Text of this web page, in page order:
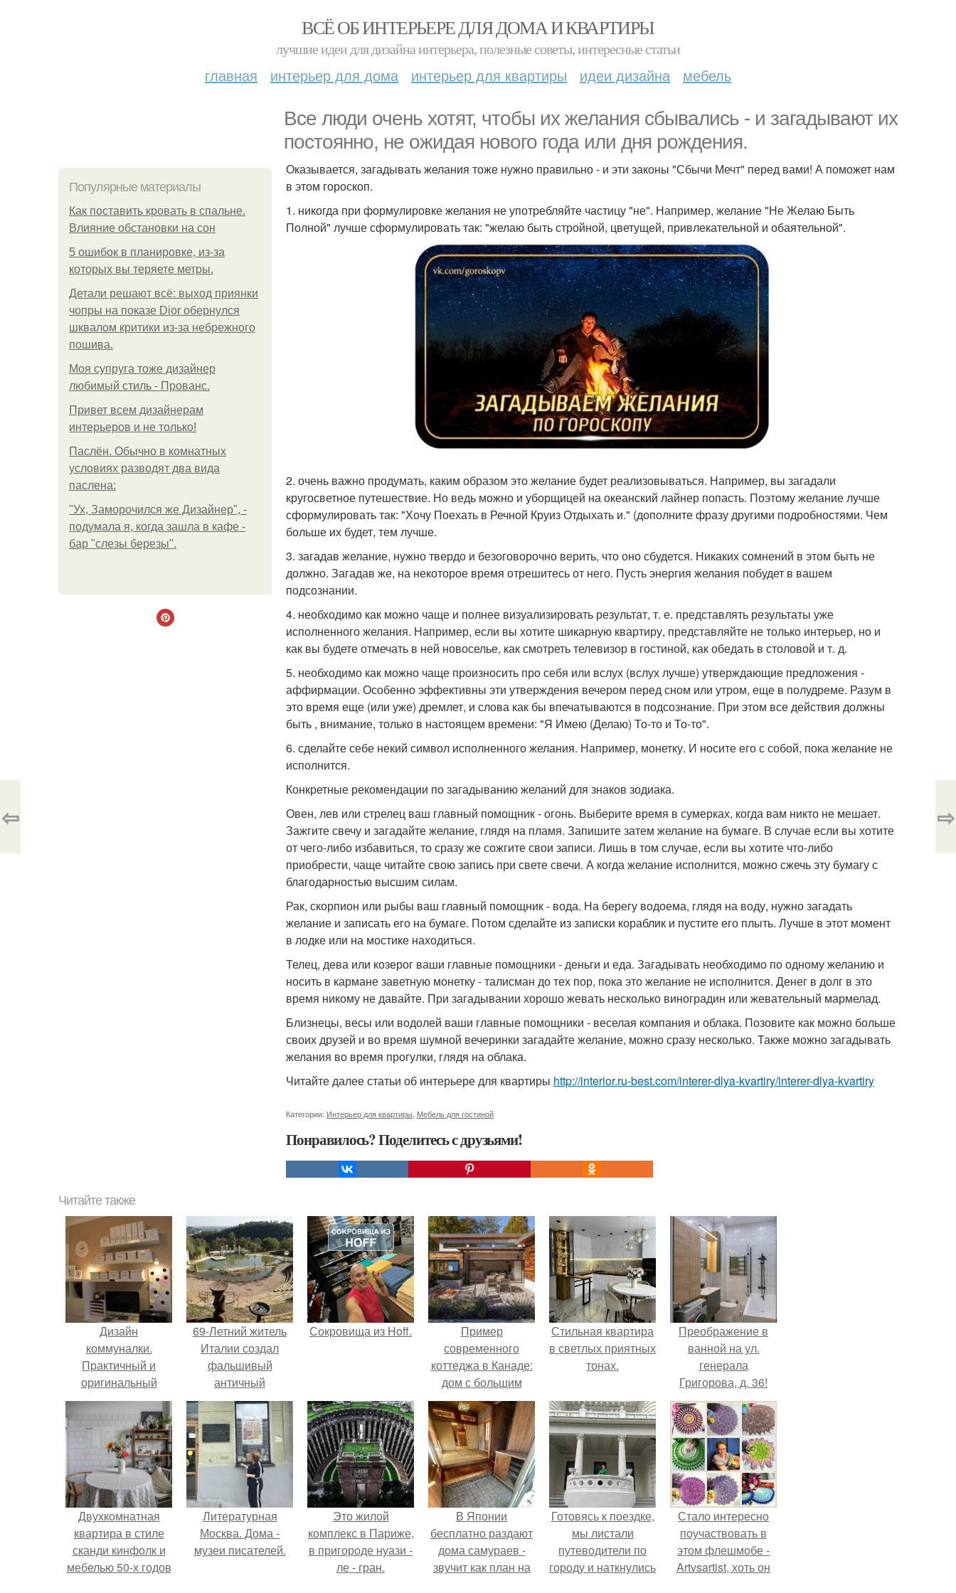
ВСЁ ОБ ИНТЕРЬЕРЕ ДЛЯ ДОМА И КВАРТИРЫ
лучшие идеи для дизайна интерьера, полезные советы, интересные статьи
главная интерьер для дома интерьер для квартиры идеи дизайна мебель
Все люди очень хотят, чтобы их желания сбывались - и загадывают их
постоянно, не ожидая нового года или дня рождения.
Популярные материалы
Как поставить кровать в спальне.
Влияние обстановки на сон
5 ошибок в планировке, из-за
которых вы теряете метры.
Детали решают всё: выход приянки
чопры на показе Dior обернулся
шквалом критики из-за небрежного
пошива.
Моя супруга тоже дизайнер
любимый стиль - Прованс.
Привет всем дизайнерам
интерьеров и не только!
Паслён. Обычно в комнатных
условиях разводят два вида
паслена:
"Ух, Заморочился же Дизайнер", -
подумала я, когда зашла в кафе -
бар "слезы березы".
Оказывается, загадывать желания тоже нужно правильно - и эти законы "Сбычи Мечт" перед вами! А поможет нам
в этом гороскоп.
1. никогда при формулировке желания не употребляйте частицу "не". Например, желание "Не Желаю Быть
Полной" лучше сформулировать так: "желаю быть стройной, цветущей, привлекательной и обаятельной".
2. очень важно продумать, каким образом это желание будет реализовываться. Например, вы загадали
кругосветное путешествие. Но ведь можно и уборщицей на океанский лайнер попасть. Поэтому желание лучше
сформулировать так: "Хочу Поехать в Речной Круиз Отдыхать и." (дополните фразу другими подробностями. Чем
больше их будет, тем лучше.
3. загадав желание, нужно твердо и безоговорочно верить, что оно сбудется. Никаких сомнений в этом быть не
должно. Загадав же, на некоторое время отрешитесь от него. Пусть энергия желания побудет в вашем
подсознании.
4. необходимо как можно чаще и полнее визуализировать результат, т. е. представлять результаты уже
исполненного желания. Например, если вы хотите шикарную квартиру, представляйте не только интерьер, но и
как вы будете отмечать в ней новоселье, как смотреть телевизор в гостиной, как обедать в столовой и т. д.
5. необходимо как можно чаще произносить про себя или вслух (вслух лучше) утверждающие предложения -
аффирмации. Особенно эффективны эти утверждения вечером перед сном или утром, еще в полудреме. Разум в
это время еще (или уже) дремлет, и слова как бы впечатываются в подсознание. При этом все действия должны
быть , внимание, только в настоящем времени: "Я Имею (Делаю) То-то и То-то".
6. сделайте себе некий символ исполненного желания. Например, монетку. И носите его с собой, пока желание не
исполнится.
Конкретные рекомендации по загадыванию желаний для знаков зодиака.
Овен, лев или стрелец ваш главный помощник - огонь. Выберите время в сумерках, когда вам никто не мешает.
Зажгите свечу и загадайте желание, глядя на пламя. Запишите затем желание на бумаге. В случае если вы хотите
от чего-либо избавиться, то сразу же сожгите свои записи. Лишь в том случае, если вы хотите что-либо
приобрести, чаще читайте свою запись при свете свечи. А когда желание исполнится, можно сжечь эту бумагу с
благодарностью высшим силам.
Рак, скорпион или рыбы ваш главный помощник - вода. На берегу водоема, глядя на воду, нужно загадать
желание и записать его на бумаге. Потом сделайте из записки кораблик и пустите его плыть. Лучше в этот момент
в лодке или на мостике находиться.
Телец, дева или козерог ваши главные помощники - деньги и еда. Загадывать необходимо по одному желанию и
носить в кармане заветную монетку - талисман до тех пор, пока это желание не исполнится. Денег в долг в это
время никому не давайте. При загадывании хорошо жевать несколько виноградин или жевательный мармелад.
Близнецы, весы или водолей ваши главные помощники - веселая компания и облака. Позовите как можно больше
своих друзей и во время шумной вечеринки загадайте желание, можно сразу несколько. Также можно загадывать
желания во время прогулки, глядя на облака.
Читайте далее статьи об интерьере для квартиры http://interior.ru-best.com/interer-dlya-kvartiry/interer-dlya-kvartiry
Категории: Интерьер для квартиры Мебель для гостиной
Понравилось? Поделитесь с друзьями!
⇦ ⇨
Читайте также
Дизайн
коммуналки.
Практичный и
оригинальный
дизайн комнаты в
КОММУНАЛКЕ.
69-Летний житель
Италии создал
фальшивый
античный
амфитеатр и
долгое время
успешно выдавал
его за настоящее
историческое
наследие.
Сокровища из Hoff.
Пример
современного
коттеджа в Канаде:
дом с большим
патио и высокими
потолками
площадью 87, 3 кв.
Стильная квартира
в светлых приятных
тонах.
Преображение в
ванной на ул.
генерала
Григорова, д. 36!
Двухкомнатная
квартира в стиле
сканди кинфолк и
мебелью 50-х годов
Литературная
Москва. Дома -
музеи писателей.
Это жилой
комплекс в Париже,
в пригороде нуази -
ле - гран.
В Японии
бесплатно раздают
дома самураев -
звучит как план на
Готовясь к поездке,
мы листали
путеводители по
городу и наткнулись
Стало интересно
поучаствовать в
этом флешмобе -
Artvsartist, хоть он